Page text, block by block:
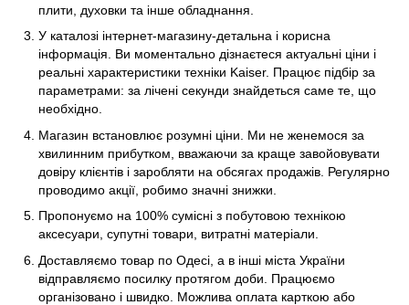
плити, духовки та інше обладнання.
У каталозі інтернет-магазину-детальна і корисна
інформація. Ви моментально дізнаєтеся актуальні ціни і
реальні характеристики техніки Kaiser. Працює підбір за
параметрами: за лічені секунди знайдеться саме те, що
необхідно.
Магазин встановлює розумні ціни. Ми не женемося за
хвилинним прибутком, вважаючи за краще завойовувати
довіру клієнтів і заробляти на обсягах продажів. Регулярно
проводимо акції, робимо значні знижки.
Пропонуємо на 100% сумісні з побутовою технікою
аксесуари, супутні товари, витратні матеріали.
Доставляємо товар по Одесі, а в інші міста України
відправляємо посилку протягом доби. Працюємо
організовано і швидко. Можлива оплата карткою або